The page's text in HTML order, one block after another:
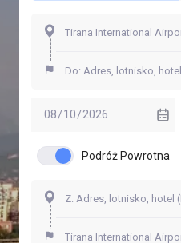
Podróż Powrotna